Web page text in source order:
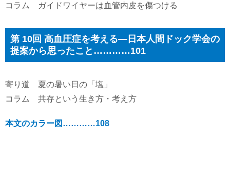
コラム ガイドワイヤーは血管内皮を傷つける
第 10回 高血圧症を考える―日本人間ドック学会の
提案から思ったこと…………101
寄り道 夏の暑い日の「塩」
コラム 共存という生き方・考え方
本文のカラー図…………108